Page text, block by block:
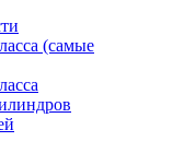
(самые